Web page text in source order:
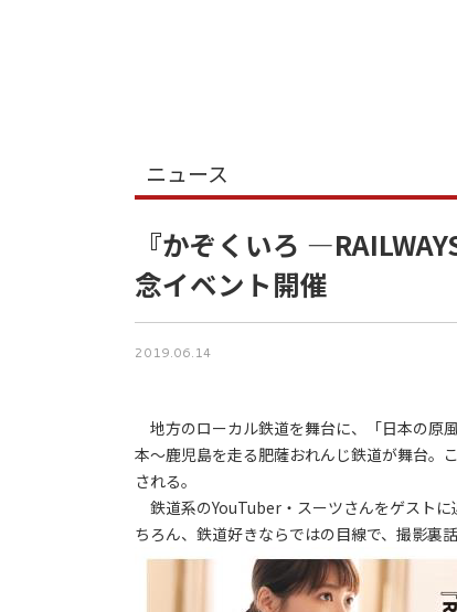
ニュース
『かぞくいろ
念イベント開催
2019.06.14
地方のローカル鉄道を舞台に、「日本の原
本～鹿児島を走る肥薩おれんじ鉄道が舞台。
される。
鉄道系のYouTuber・スーツさんをゲスト
ちろん、鉄道好きならではの目線で、撮影裏